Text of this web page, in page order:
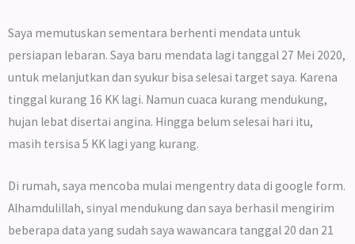
Saya memutuskan sementara berhenti mendata untuk
persiapan lebaran. Saya baru mendata lagi tanggal 27 Mei 2020,
untuk melanjutkan dan syukur bisa selesai target saya. Karena
tinggal kurang 16 KK lagi. Namun cuaca kurang mendukung,
hujan lebat disertai angina. Hingga belum selesai hari itu,
masih tersisa 5 KK lagi yang kurang.
Di rumah, saya mencoba mulai mengentry data di google form.
Alhamdulillah, sinyal mendukung dan saya berhasil mengirim
beberapa data yang sudah saya wawancara tanggal 20 dan 21